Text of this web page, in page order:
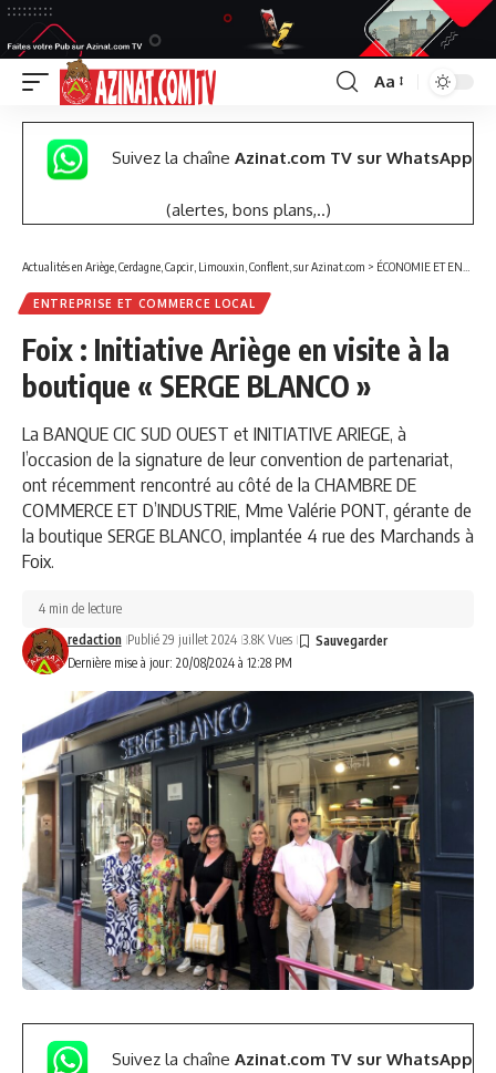
Font
Resizer
Aa
Suivez la chaîne Azinat.com TV sur WhatsApp
(alertes, bons plans,..)
Actualités en Ariège, Cerdagne, Capcir, Limouxin, Conflent, sur Azinat.com > ÉCONOMIE ET ENTREPRISES
ENTREPRISE ET COMMERCE LOCAL
Foix : Initiative Ariège en visite à la
boutique « SERGE BLANCO »
La BANQUE CIC SUD OUEST et INITIATIVE ARIEGE, à
l’occasion de la signature de leur convention de partenariat,
ont récemment rencontré au côté de la CHAMBRE DE
COMMERCE ET D’INDUSTRIE, Mme Valérie PONT, gérante de
la boutique SERGE BLANCO, implantée 4 rue des Marchands à
Foix.
Dernière mise à jour: 20/08/2024 à 12:28 PM
redaction Publié 29 juillet 2024 3.8K Vues
4 min de lecture
Suivez la chaîne Azinat.com TV sur WhatsApp